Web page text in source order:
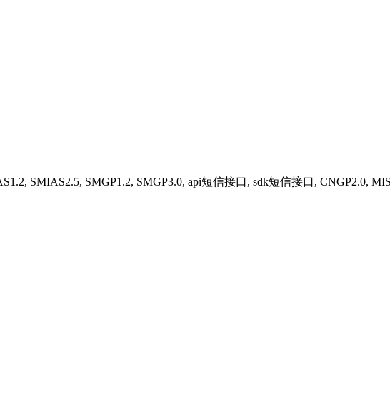
SMIAS2.5, SMGP1.2, SMGP3.0, api短信接口, sdk短信接口, CNGP2.0,